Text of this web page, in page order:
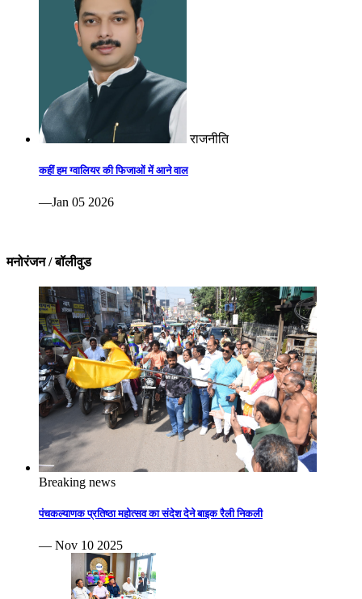
राजनीति
कहीं हम ग्वालियर की फिजाओं में आने वाल
—Jan 05 2026
मनोरंजन / बॉलीवुड
Breaking news
पंचकल्याणक प्रतिष्ठा महोत्सव का संदेश देने बाइक रैली निकली
— Nov 10 2025